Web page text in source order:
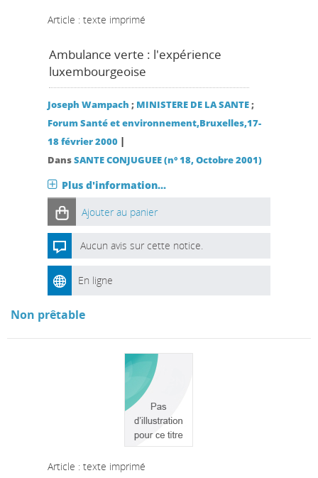
Article : texte imprimé
Ambulance verte : l'expérience
luxembourgeoise
Joseph Wampach ; MINISTERE DE LA SANTE;
Forum Santé et environnement,Bruxelles,17-
18 février 2000 |
DansSANTE CONJUGUEE (n° 18, Octobre 2001)
Plus d'information...
Ajouter au panier
Aucun avis sur cette notice.
En ligne
Non prêtable
Article : texte imprimé